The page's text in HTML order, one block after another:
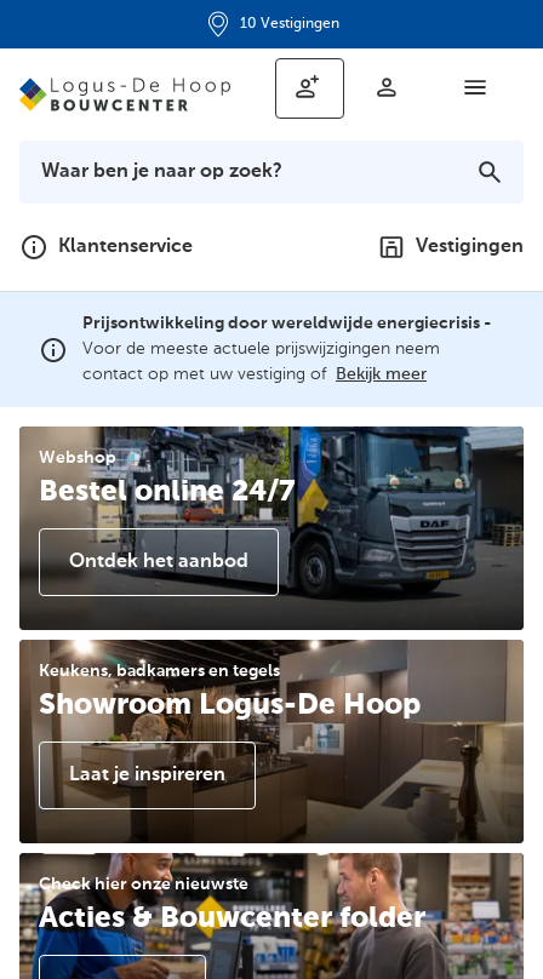
Ruime openingstijden
Klantenservice Vestigingen
Prijsontwikkeling door wereldwijde energiecrisis -
Voor de meeste actuele prijswijzigingen neem
contact op met uw vestiging of
Bekijk meer
Bestel online 24/7
Webshop
Ontdek het aanbod
Showroom Logus-De Hoop
Keukens, badkamers en tegels
Laat je inspireren
Acties & Bouwcenter folder
Check hier onze nieuwste